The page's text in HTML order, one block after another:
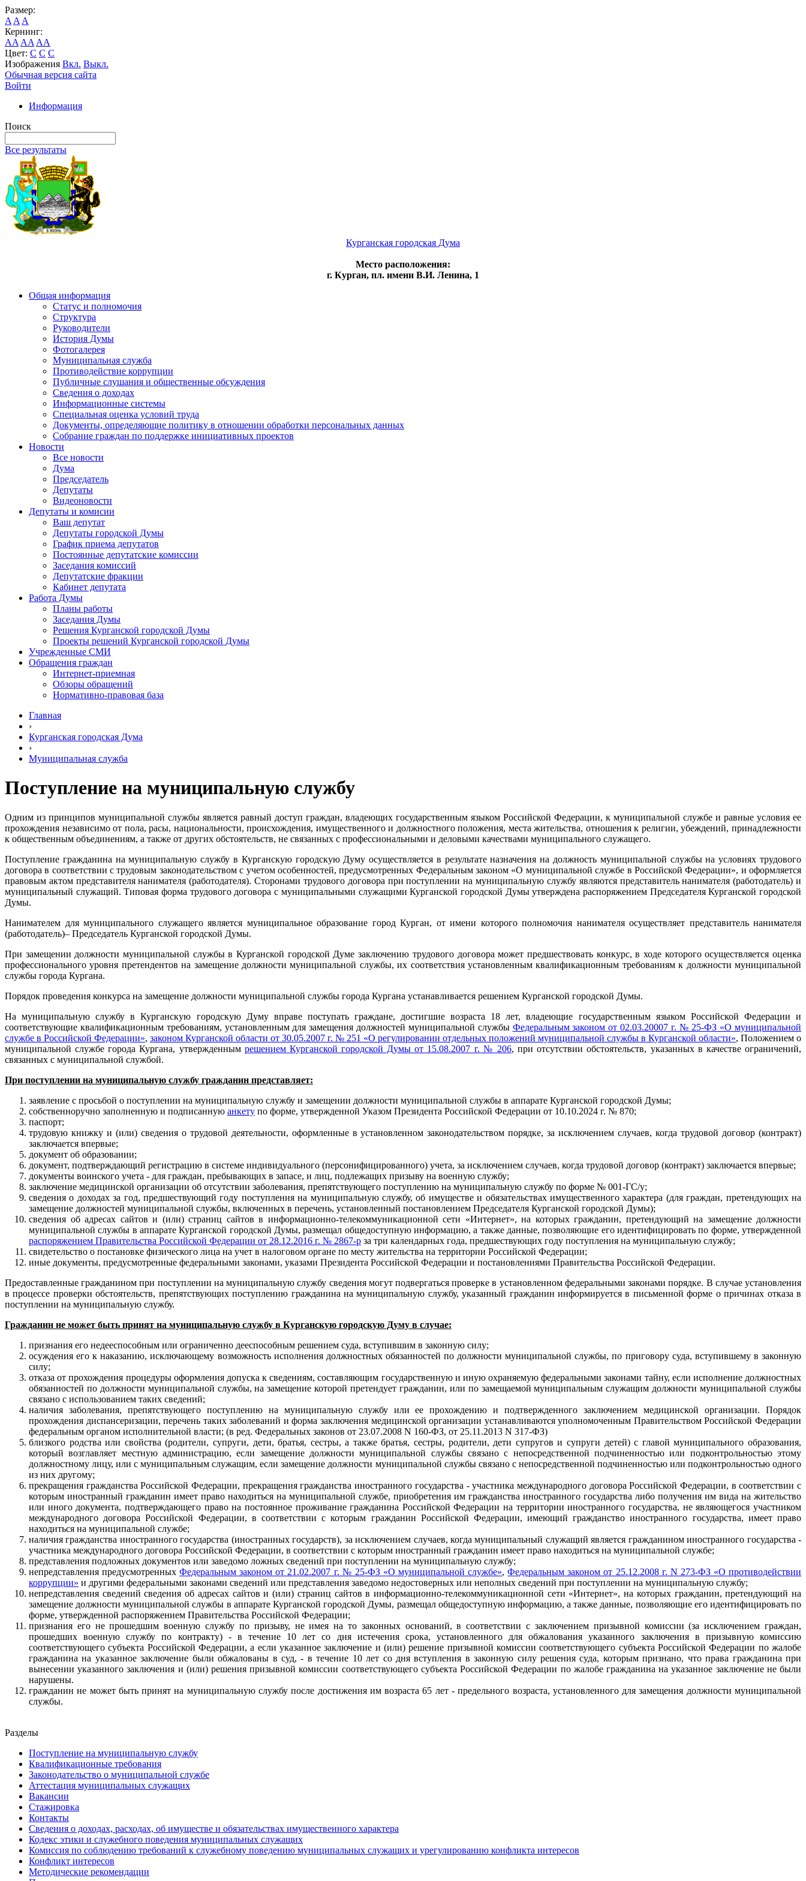
Размер:
A A A
Кернинг:
AA AA AA
Цвет: C C C
Изображения Вкл. Выкл.
Обычная версия сайта
Войти
Информация
Поиск
Все результаты
Курганская городская Дума
Место расположения:
г. Курган, пл. имени В.И. Ленина, 1
Общая информация
Статус и полномочия
Структура
Руководители
История Думы
Фотогалерея
Муниципальная служба
Противодействие коррупции
Публичные слушания и общественные обсуждения
Сведения о доходах
Информационные системы
Специальная оценка условий труда
Документы, определяющие политику в отношении обработки персональных данных
Собрание граждан по поддержке инициативных проектов
Новости
Все новости
Дума
Председатель
Депутаты
Видеоновости
Депутаты и комисии
Ваш депутат
Депутаты городской Думы
График приема депутатов
Постоянные депутатские комиссии
Заседания комиссий
Депутатские фракции
Кабинет депутата
Работа Думы
Планы работы
Заседания Думы
Решения Курганской городской Думы
Проекты решений Курганской городской Думы
Учрежденные СМИ
Обращения граждан
Интернет-приемная
Обзоры обращений
Нормативно-правовая база
Главная
›
Курганская городская Дума
›
Муниципальная служба
Поступление на муниципальную службу
Одним из принципов муниципальной службы является равный доступ граждан, владеющих государственным языком Российской Федерации, к муниципальной службе и равные условия ее
прохождения независимо от пола, расы, национальности, происхождения, имущественного и должностного положения, места жительства, отношения к религии, убеждений, принадлежности
к общественным объединениям, а также от других обстоятельств, не связанных с профессиональными и деловыми качествами муниципального служащего.
Поступление гражданина на муниципальную службу в Курганскую городскую Думу осуществляется в результате назначения на должность муниципальной службы на условиях трудового
договора в соответствии с трудовым законодательством с учетом особенностей, предусмотренных Федеральным законом «О муниципальной службе в Российской Федерации», и оформляется
правовым актом представителя нанимателя (работодателя). Сторонами трудового договора при поступлении на муниципальную службу являются представитель нанимателя (работодатель) и
муниципальный служащий. Типовая форма трудового договора с муниципальными служащими Курганской городской Думы утверждена распоряжением Председателя Курганской городской
Думы.
Нанимателем для муниципального служащего является муниципальное образование город Курган, от имени которого полномочия нанимателя осуществляет представитель нанимателя
(работодатель)– Председатель Курганской городской Думы.
При замещении должности муниципальной службы в Курганской городской Думе заключению трудового договора может предшествовать конкурс, в ходе которого осуществляется оценка
профессионального уровня претендентов на замещение должности муниципальной службы, их соответствия установленным квалификационным требованиям к должности муниципальной
службы города Кургана.
Порядок проведения конкурса на замещение должности муниципальной службы города Кургана устанавливается решением Курганской городской Думы.
На муниципальную службу в Курганскую городскую Думу вправе поступать граждане, достигшие возраста 18 лет, владеющие государственным языком Российской Федерации и
соответствующие квалификационным требованиям, установленным для замещения должностей муниципальной службы Федеральным законом от 02.03.20007 г. № 25-ФЗ «О муниципальной
службе в Российской Федерации», законом Курганской области от 30.05.2007 г. № 251 «О регулировании отдельных положений муниципальной службы в Курганской области», Положением о
муниципальной службе города Кургана, утвержденным решением Курганской городской Думы от 15.08.2007 г. № 206, при отсутствии обстоятельств, указанных в качестве ограничений,
связанных с муниципальной службой.
При поступлении на муниципальную службу гражданин представляет:
заявление с просьбой о поступлении на муниципальную службу и замещении должности муниципальной службы в аппарате Курганской городской Думы;
собственноручно заполненную и подписанную анкету по форме, утвержденной Указом Президента Российской Федерации от 10.10.2024 г. № 870;
паспорт;
трудовую книжку и (или) сведения о трудовой деятельности, оформленные в установленном законодательством порядке, за исключением случаев, когда трудовой договор (контракт)
заключается впервые;
документ об образовании;
документ, подтверждающий регистрацию в системе индивидуального (персонифицированного) учета, за исключением случаев, когда трудовой договор (контракт) заключается впервые;
документы воинского учета - для граждан, пребывающих в запасе, и лиц, подлежащих призыву на военную службу;
заключение медицинской организации об отсутствии заболевания, препятствующего поступлению на муниципальную службу по форме № 001-ГС/у;
сведения о доходах за год, предшествующий году поступления на муниципальную службу, об имуществе и обязательствах имущественного характера (для граждан, претендующих на
замещение должностей муниципальной службы, включенных в перечень, установленный постановлением Председателя Курганской городской Думы);
сведения об адресах сайтов и (или) страниц сайтов в информационно-телекоммуникационной сети «Интернет», на которых гражданин, претендующий на замещение должности
муниципальной службы в аппарате Курганской городской Думы, размещал общедоступную информацию, а также данные, позволяющие его идентифицировать по форме, утвержденной
распоряжением Правительства Российской Федерации от 28.12.2016 г. № 2867-р за три календарных года, предшествующих году поступления на муниципальную службу;
свидетельство о постановке физического лица на учет в налоговом органе по месту жительства на территории Российской Федерации;
иные документы, предусмотренные федеральными законами, указами Президента Российской Федерации и постановлениями Правительства Российской Федерации.
Предоставленные гражданином при поступлении на муниципальную службу сведения могут подвергаться проверке в установленном федеральными законами порядке. В случае установления
в процессе проверки обстоятельств, препятствующих поступлению гражданина на муниципальную службу, указанный гражданин информируется в письменной форме о причинах отказа в
поступлении на муниципальную службу.
Гражданин не может быть принят на муниципальную службу в Курганскую городскую Думу в случае:
признания его недееспособным или ограниченно дееспособным решением суда, вступившим в законную силу;
осуждения его к наказанию, исключающему возможность исполнения должностных обязанностей по должности муниципальной службы, по приговору суда, вступившему в законную
силу;
отказа от прохождения процедуры оформления допуска к сведениям, составляющим государственную и иную охраняемую федеральными законами тайну, если исполнение должностных
обязанностей по должности муниципальной службы, на замещение которой претендует гражданин, или по замещаемой муниципальным служащим должности муниципальной службы
связано с использованием таких сведений;
наличия заболевания, препятствующего поступлению на муниципальную службу или ее прохождению и подтвержденного заключением медицинской организации. Порядок
прохождения диспансеризации, перечень таких заболеваний и форма заключения медицинской организации устанавливаются уполномоченным Правительством Российской Федерации
федеральным органом исполнительной власти; (в ред. Федеральных законов от 23.07.2008 N 160-ФЗ, от 25.11.2013 N 317-ФЗ)
близкого родства или свойства (родители, супруги, дети, братья, сестры, а также братья, сестры, родители, дети супругов и супруги детей) с главой муниципального образования,
который возглавляет местную администрацию, если замещение должности муниципальной службы связано с непосредственной подчиненностью или подконтрольностью этому
должностному лицу, или с муниципальным служащим, если замещение должности муниципальной службы связано с непосредственной подчиненностью или подконтрольностью одного
из них другому;
прекращения гражданства Российской Федерации, прекращения гражданства иностранного государства - участника международного договора Российской Федерации, в соответствии с
которым иностранный гражданин имеет право находиться на муниципальной службе, приобретения им гражданства иностранного государства либо получения им вида на жительство
или иного документа, подтверждающего право на постоянное проживание гражданина Российской Федерации на территории иностранного государства, не являющегося участником
международного договора Российской Федерации, в соответствии с которым гражданин Российской Федерации, имеющий гражданство иностранного государства, имеет право
находиться на муниципальной службе;
наличия гражданства иностранного государства (иностранных государств), за исключением случаев, когда муниципальный служащий является гражданином иностранного государства -
участника международного договора Российской Федерации, в соответствии с которым иностранный гражданин имеет право находиться на муниципальной службе;
представления подложных документов или заведомо ложных сведений при поступлении на муниципальную службу;
непредставления предусмотренныхФедеральным законом от 21.02.2007 г. № 25-ФЗ «О муниципальной службе»,Федеральным законом от 25.12.2008 г. N 273-ФЗ «О противодействии
коррупции» и другими федеральными законами сведений или представления заведомо недостоверных или неполных сведений при поступлении на муниципальную службу;
непредставления сведений сведения об адресах сайтов и (или) страниц сайтов в информационно-телекоммуникационной сети «Интернет», на которых гражданин, претендующий на
замещение должности муниципальной службы в аппарате Курганской городской Думы, размещал общедоступную информацию, а также данные, позволяющие его идентифицировать по
форме, утвержденной распоряжением Правительства Российской Федерации;
признания его не прошедшим военную службу по призыву, не имея на то законных оснований, в соответствии с заключением призывной комиссии (за исключением граждан,
прошедших военную службу по контракту) - в течение 10 лет со дня истечения срока, установленного для обжалования указанного заключения в призывную комиссию
соответствующего субъекта Российской Федерации, а если указанное заключение и (или) решение призывной комиссии соответствующего субъекта Российской Федерации по жалобе
гражданина на указанное заключение были обжалованы в суд, - в течение 10 лет со дня вступления в законную силу решения суда, которым признано, что права гражданина при
вынесении указанного заключения и (или) решения призывной комиссии соответствующего субъекта Российской Федерации по жалобе гражданина на указанное заключение не были
нарушены.
гражданин не может быть принят на муниципальную службу после достижения им возраста 65 лет - предельного возраста, установленного для замещения должности муниципальной
службы.
Разделы
Поступление на муниципальную службу
Квалификационные требования
Законодательство о муниципальной службе
Аттестация муниципальных служащих
Вакансии
Стажировка
Контакты
Сведения о доходах, расходах, об имуществе и обязательствах имущественного характера
Кодекс этики и служебного поведения муниципальных служащих
Комиссия по соблюдению требований к служебному поведению муниципальных служащих и урегулированию конфликта интересов
Конфликт интересов
Методические рекомендации